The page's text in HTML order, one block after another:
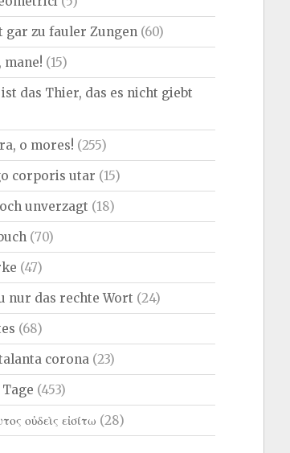
gar zu fauler Zungen (60)
mane! (15)
ist das Thier, das es nicht giebt
o mores! (255)
corporis utar (15)
unverzagt (18)
(70)
(47)
nur das rechte Wort (24)
(68)
corona (23)
(453)
οὐδεὶς εἰσίτω (28)